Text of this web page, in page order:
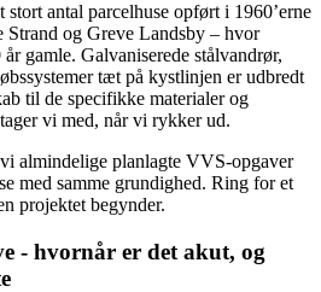
antal parcelhuse opført i 1960’erne
Strand og Greve Landsby – hvor
gamle. Galvaniserede stålvandrør,
tæt på kystlinjen er udbredt
til de specifikke materialer og
vi med, når vi rykker ud.
almindelige planlagte VVS-opgaver
med samme grundighed. Ring for et
projektet begynder.
- hvornår er det akut, og